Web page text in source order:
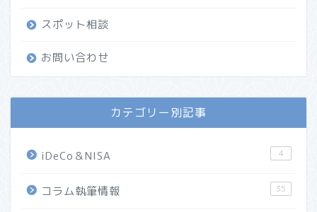
スポット相談
お問い合わせ
カテゴリー別記事
iDeCo＆NISA 4
コラム執筆情報 35